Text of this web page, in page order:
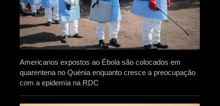
Americanos expostos ao Ébola são colocados em
quarentena no Quénia enquanto cresce a preocupação
com a epidemia na RDC